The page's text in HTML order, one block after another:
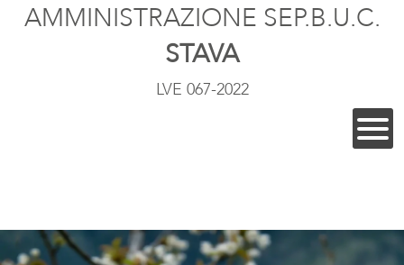
AMMINISTRAZIONE SEP.B.U.C.
STAVA
LVE 067-2022